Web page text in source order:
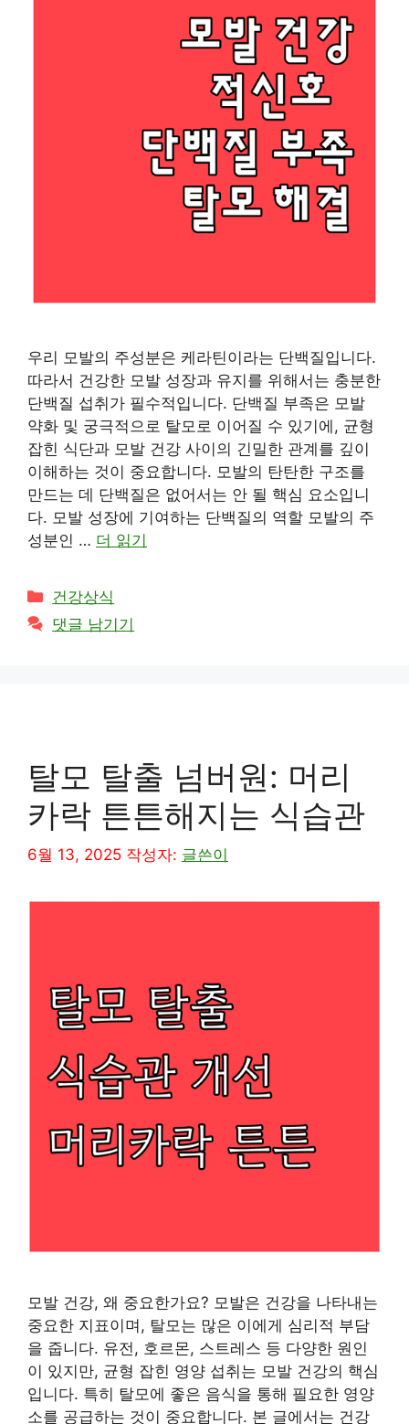
우리 모발의 주성분은 케라틴이라는 단백질입니다.
따라서 건강한 모발 성장과 유지를 위해서는 충분한
단백질 섭취가 필수적입니다. 단백질 부족은 모발
약화 및 궁극적으로 탈모로 이어질 수 있기에, 균형
잡힌 식단과 모발 건강 사이의 긴밀한 관계를 깊이
이해하는 것이 중요합니다. 모발의 탄탄한 구조를
만드는 데 단백질은 없어서는 안 될 핵심 요소입니
다. 모발 성장에 기여하는 단백질의 역할 모발의 주
성분인 … 더 읽기
카
테
고
건강상식
댓글 남기기
탈모 탈출 넘버원: 머리
카락 튼튼해지는 식습관
6월 13, 2025 작성자: 글쓴이
모발 건강, 왜 중요한가요? 모발은 건강을 나타내는
중요한 지표이며, 탈모는 많은 이에게 심리적 부담
을 줍니다. 유전, 호르몬, 스트레스 등 다양한 원인
이 있지만, 균형 잡힌 영양 섭취는 모발 건강의 핵심
입니다. 특히 탈모에 좋은 음식을 통해 필요한 영양
소를 공급하는 것이 중요합니다. 본 글에서는 건강